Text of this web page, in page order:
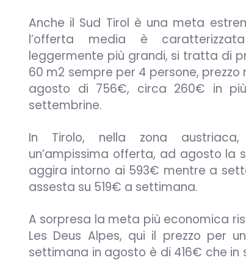
Anche il Sud Tirol è una meta
l’offerta media è
leggermente più grandi, si tratta di
60 m2 sempre per 4 persone,
agosto di 756€, circa 260€ in
settembrine.
In Tirolo, nella zona
un’ampissima offerta, ad agosto la
aggira intorno ai 593€ mentre a
assesta su 519€ a settimana.
A sorpresa la meta più economica
Les Deus Alpes, qui il prezzo per
settimana in agosto è di 416€ che